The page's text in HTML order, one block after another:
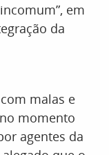
em
da
malas e
momento
agentes da